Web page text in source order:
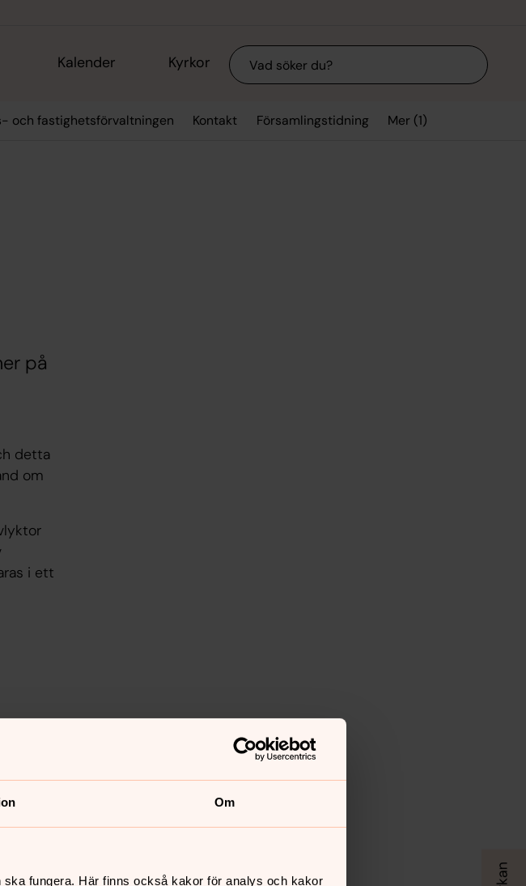
Om
fungera. Här finns också kakor för analys och kakor
Kalender Kyrkor Sök
och fastighetsförvaltningen Kontakt Församlingstidning Mer (1)
på
detta
om
i ett